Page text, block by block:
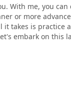
With me, you can
or more
it takes is practice
embark on this